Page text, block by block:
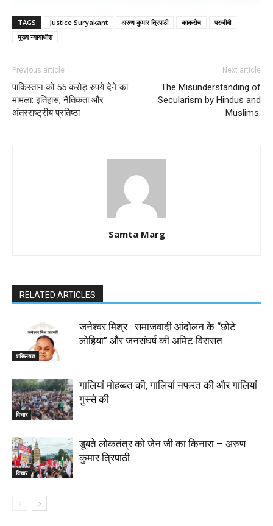
TAGS Justice Suryakant अरुण कुमार त्रिपाठी काकरोच
परजीवी
मुख्य न्यायाधीश
Previous article
पाकिस्तान को 55 करोड़ रुपये देने का
मामला: इतिहास, नैतिकता और
अंतरराष्ट्रीय प्रतिष्ठा
Next article
The Misunderstanding of
Secularism by Hindus and
Muslims.
Samta Marg
RELATED ARTICLES
शख्सियत
जनेश्वर मिश्र : समाजवादी आंदोलन के “छोटे
लोहिया” और जनसंघर्ष की अमिट विरासत
विचार
गालियां मोहब्बत की, गालियां नफरत की और गालियां
गुस्से की
विचार
डूबते लोकतंत्र को जेन जी का किनारा – अरुण
कुमार त्रिपाठी